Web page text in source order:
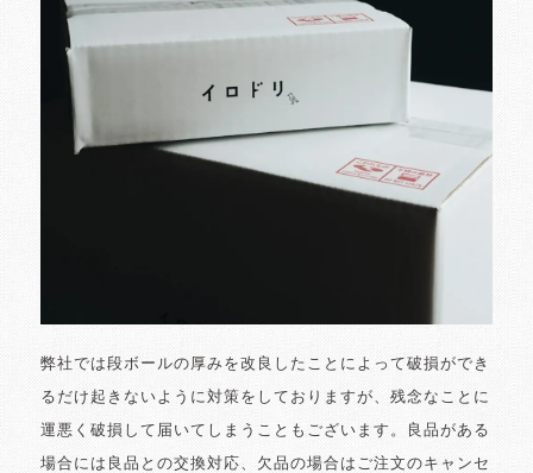
弊社では段ボールの厚みを改良したことによって破損ができ
るだけ起きないように対策をしておりますが、残念なことに
運悪く破損して届いてしまうこともございます。良品がある
場合には良品との交換対応、欠品の場合はご注文のキャンセ